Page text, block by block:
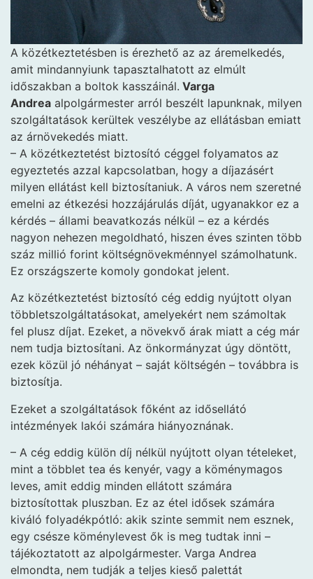
A közétkeztetésben is érezhető az az áremelkedés,
amit mindannyiunk tapasztalhatott az elmúlt
időszakban a boltok kasszáinál. Varga
Andrea alpolgármester arról beszélt lapunknak, milyen
szolgáltatások kerültek veszélybe az ellátásban emiatt
az árnövekedés miatt.
– A közétkeztetést biztosító céggel folyamatos az
egyeztetés azzal kapcsolatban, hogy a díjazásért
milyen ellátást kell biztosítaniuk. A város nem szeretné
emelni az étkezési hozzájárulás díját, ugyanakkor ez a
kérdés – állami beavatkozás nélkül – ez a kérdés
nagyon nehezen megoldható, hiszen éves szinten több
száz millió forint költségnövekménnyel számolhatunk.
Ez országszerte komoly gondokat jelent.
Az közétkeztetést biztosító cég eddig nyújtott olyan
többletszolgáltatásokat, amelyekért nem számoltak
fel plusz díjat. Ezeket, a növekvő árak miatt a cég már
nem tudja biztosítani. Az önkormányzat úgy döntött,
ezek közül jó néhányat – saját költségén – továbbra is
biztosítja.
Ezeket a szolgáltatások főként az idősellátó
intézmények lakói számára hiányoznának.
– A cég eddig külön díj nélkül nyújtott olyan tételeket,
mint a többlet tea és kenyér, vagy a köménymagos
leves, amit eddig minden ellátott számára
biztosítottak pluszban. Ez az étel idősek számára
kiváló folyadékpótló: akik szinte semmit nem esznek,
egy csésze köménylevest ők is meg tudtak inni –
tájékoztatott az alpolgármester. Varga Andrea
elmondta, nem tudják a teljes kieső palettát